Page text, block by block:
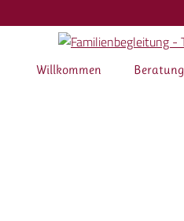
Willkommen